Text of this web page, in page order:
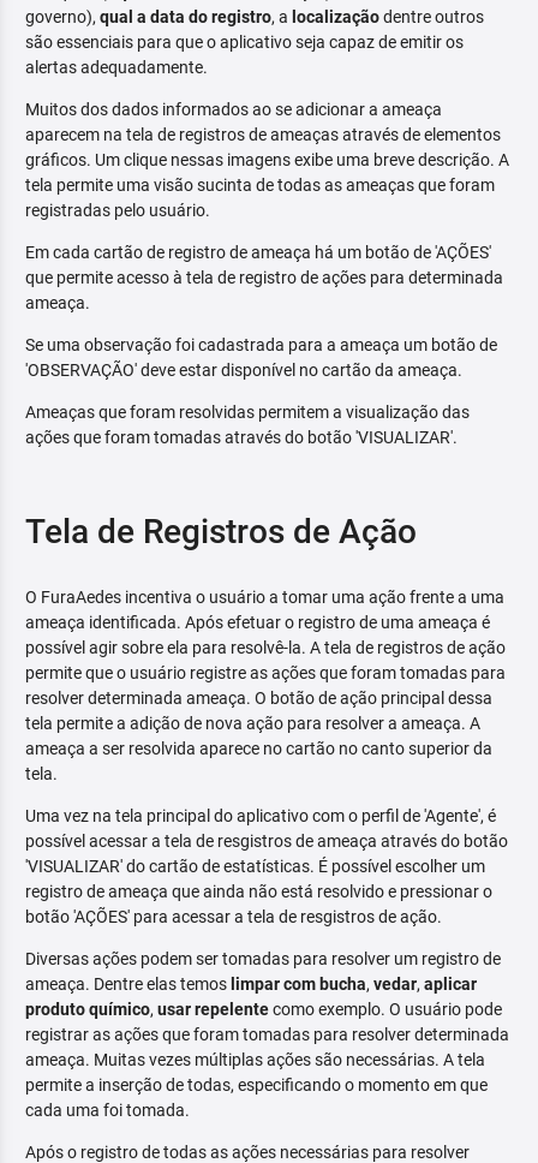
governo), qual a data do registro, a localizaçãodentre outros
são essenciais para que o aplicativo seja capaz de emitir os
alertas adequadamente.
Muitos dos dados informados ao se adicionar a ameaça
aparecem na tela de registros de ameaças através de elementos
gráficos. Um clique nessas imagens exibe uma breve descrição. A
tela permite uma visão sucinta de todas as ameaças que foram
registradas pelo usuário.
Em cada cartão de registro de ameaça há um botão de 'AÇÕES'
que permite acesso à tela de registro de ações para determinada
ameaça.
Se uma observação foi cadastrada para a ameaça um botão de
'OBSERVAÇÃO' deve estar disponível no cartão da ameaça.
Ameaças que foram resolvidas permitem a visualização das
ações que foram tomadas através do botão 'VISUALIZAR'.
Tela de Registros de Ação
O FuraAedes incentiva o usuário a tomar uma ação frente a uma
ameaça identificada. Após efetuar o registro de uma ameaça é
possível agir sobre ela para resolvê-la. A tela de registros de ação
permite que o usuário registre as ações que foram tomadas para
resolver determinada ameaça. O botão de ação principal dessa
tela permite a adição de nova ação para resolver a ameaça. A
ameaça a ser resolvida aparece no cartão no canto superior da
tela.
Uma vez na tela principal do aplicativo com o perfil de 'Agente', é
possível acessar a tela de resgistros de ameaça através do botão
'VISUALIZAR' do cartão de estatísticas. É possível escolher um
registro de ameaça que ainda não está resolvido e pressionar o
botão 'AÇÕES' para acessar a tela de resgistros de ação.
Diversas ações podem ser tomadas para resolver um registro de
ameaça. Dentre elas temos limpar com bucha, vedar, aplicar
produto químico, usar repelentecomo exemplo. O usuário pode
registrar as ações que foram tomadas para resolver determinada
ameaça. Muitas vezes múltiplas ações são necessárias. A tela
permite a inserção de todas, especificando o momento em que
cada uma foi tomada.
Após o registro de todas as ações necessárias para resolver